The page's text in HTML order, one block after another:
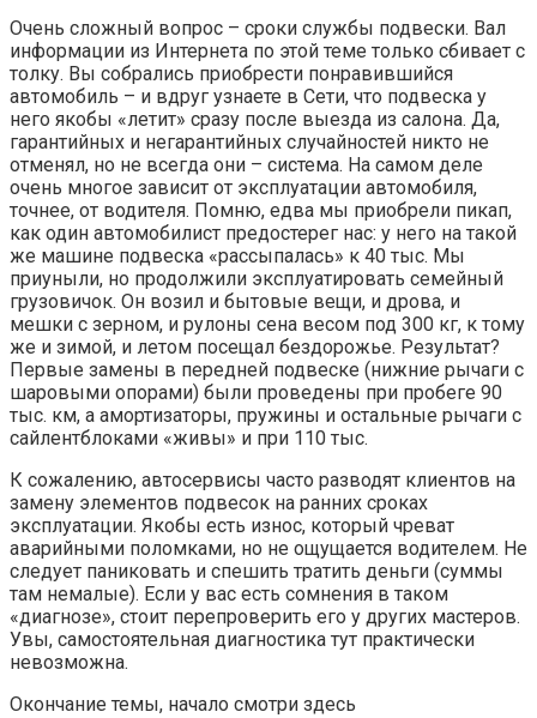
Очень сложный вопрос – сроки службы подвески. Вал
информации из Интернета по этой теме только сбивает с
толку. Вы собрались приобрести понравившийся
автомобиль – и вдруг узнаете в Сети, что подвеска у
него якобы «летит» сразу после выезда из салона. Да,
гарантийных и негарантийных случайностей никто не
отменял, но не всегда они – система. На самом деле
очень многое зависит от эксплуатации автомобиля,
точнее, от водителя. Помню, едва мы приобрели пикап,
как один автомобилист предостерег нас: у него на такой
же машине подвеска «рассыпалась» к 40 тыс. Мы
приуныли, но продолжили эксплуатировать семейный
грузовичок. Он возил и бытовые вещи, и дрова, и
мешки с зерном, и рулоны сена весом под 300 кг, к тому
же и зимой, и летом посещал бездорожье. Результат?
Первые замены в передней подвеске (нижние рычаги с
шаровыми опорами) были проведены при пробеге 90
тыс. км, а амортизаторы, пружины и остальные рычаги с
сайлентблоками «живы» и при 110 тыс.
К сожалению, автосервисы часто разводят клиентов на
замену элементов подвесок на ранних сроках
эксплуатации. Якобы есть износ, который чреват
аварийными поломками, но не ощущается водителем. Не
следует паниковать и спешить тратить деньги (суммы
там немалые). Если у вас есть сомнения в таком
«диагнозе», стоит перепроверить его у других мастеров.
Увы, самостоятельная диагностика тут практически
невозможна.
Окончание темы, начало смотри здесь